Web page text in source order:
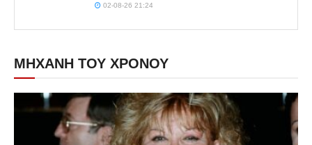
02-08-26 21:24
ΜΗΧΑΝΗ ΤΟΥ ΧΡΟΝΟΥ